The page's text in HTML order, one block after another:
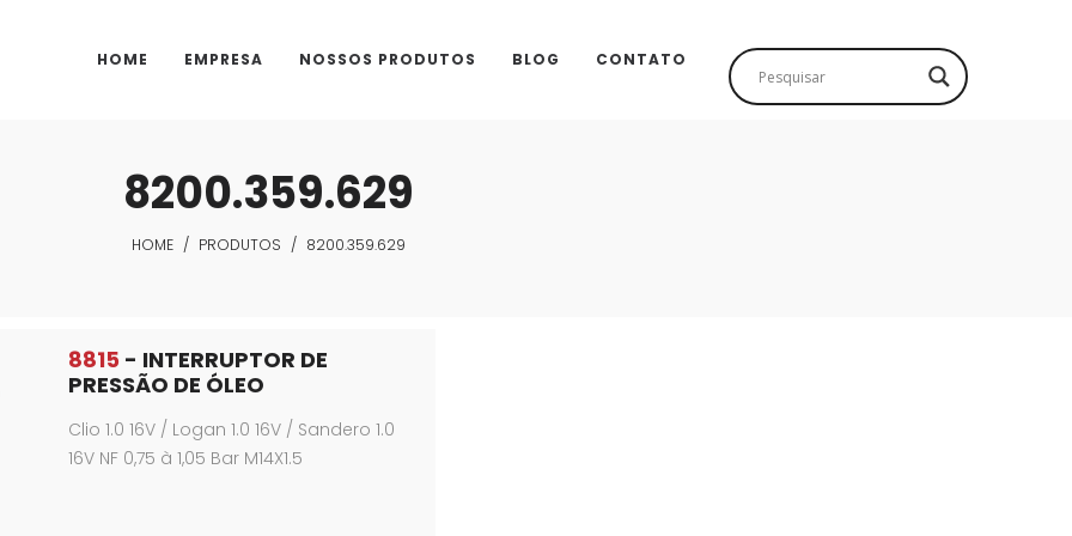
HOME EMPRESA NOSSOS PRODUTOS BLOG CONTATO
8200.359.629
HOME / PRODUTOS / 8200.359.629
8815 - INTERRUPTOR DE
PRESSÃO DE ÓLEO
Clio 1.0 16V / Logan 1.0 16V / Sandero 1.0
16V NF 0,75 à 1,05 Bar M14X1.5